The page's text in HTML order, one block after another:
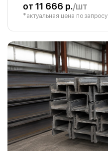
от 11 666 р./шт
*актуальная цена по запросу